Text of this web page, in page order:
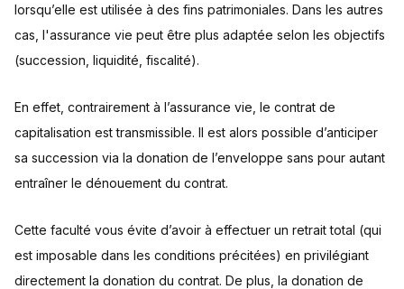
lorsqu’elle est utilisée à des fins patrimoniales. Dans les autres
cas, l'assurance vie peut être plus adaptée selon les objectifs
(succession, liquidité, fiscalité).
En effet, contrairement à l’assurance vie, le contrat de
capitalisation est transmissible. Il est alors possible d’anticiper
sa succession via la donation de l’enveloppe sans pour autant
entraîner le dénouement du contrat.
Cette faculté vous évite d’avoir à effectuer un retrait total (qui
est imposable dans les conditions précitées) en privilégiant
directement la donation du contrat. De plus, la donation de